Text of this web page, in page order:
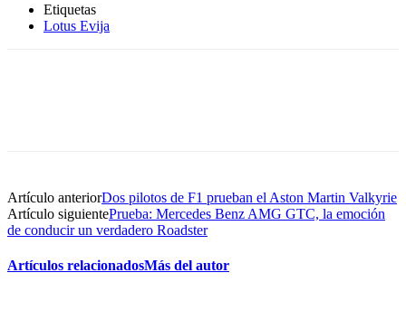
Etiquetas
Lotus Evija
Artículo anteriorDos pilotos de F1 prueban el Aston Martin Valkyrie
Artículo siguientePrueba: Mercedes Benz AMG GTC, la emoción
de conducir un verdadero Roadster
Artículos relacionadosMás del autor